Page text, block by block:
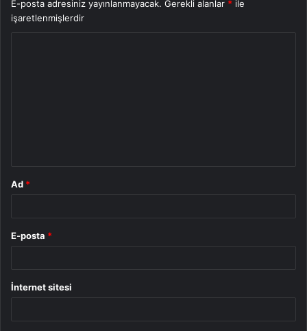
E-posta adresiniz yayınlanmayacak. Gerekli alanlar * ile
işaretlenmişlerdir
Ad *
E-posta *
İnternet sitesi